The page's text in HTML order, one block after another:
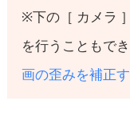
※下の［ カメラ
を行うこともでき
画の歪みを補正